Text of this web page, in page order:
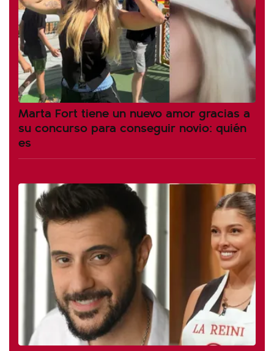
Marta Fort tiene un nuevo amor gracias a
su concurso para conseguir novio: quién
es